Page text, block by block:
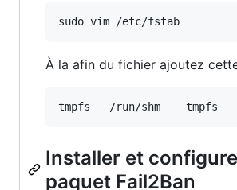
sudo vim /etc/fstab
À la afin du fichier ajoutez
tmpfs   /run/shm    tmpfs
Installer et
paquet Fail2Ban